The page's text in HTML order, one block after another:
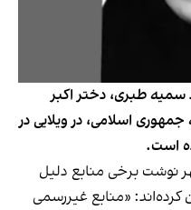
سمیه طبری، دختر اکبر
اسلامی، در ویلایی در
است.
خبری رویداد۲۴ شنبه ۱۹ مهر نوشت برخی منابع دلیل
«منابع غیررسمی